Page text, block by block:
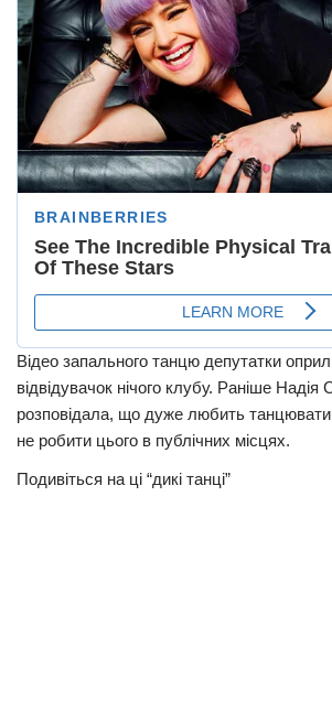
Відео запального танцю депутатки
відвідувачок нічого клубу. Раніше Надія
розповідала, що дуже любить
не робити цього в публічних місцях.
Подивіться на ці “дикі танці”